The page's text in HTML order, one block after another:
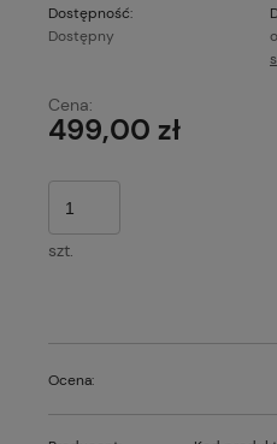
Dostępność:
Dostępny
Cena nie zawiera
Cena:
499,00 zł
szt.
Ocena: